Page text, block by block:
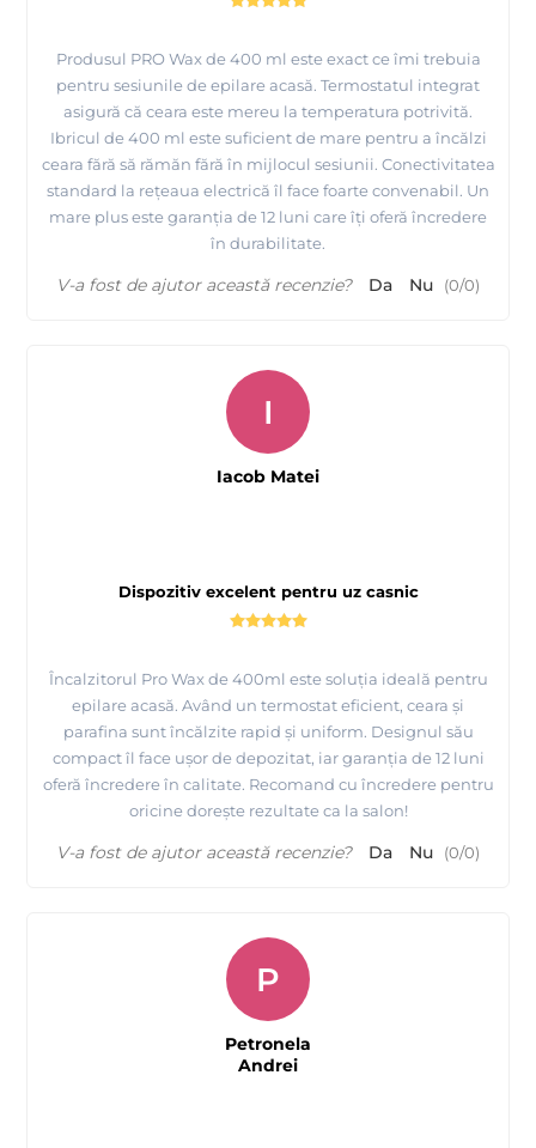
Produsul PRO Wax de 400 ml este exact ce îmi trebuia
pentru sesiunile de epilare acasă. Termostatul integrat
asigură că ceara este mereu la temperatura potrivită.
Ibricul de 400 ml este suficient de mare pentru a încălzi
ceara fără să rămăn fără în mijlocul sesiunii. Conectivitatea
standard la rețeaua electrică îl face foarte convenabil. Un
mare plus este garanția de 12 luni care îți oferă încredere
în durabilitate.
V-a fost de ajutor această recenzie? Da Nu (0/0)
Dispozitiv excelent pentru uz casnic
Încalzitorul Pro Wax de 400ml este soluția ideală pentru
epilare acasă. Având un termostat eficient, ceara și
parafina sunt încălzite rapid și uniform. Designul său
compact îl face ușor de depozitat, iar garanția de 12 luni
oferă încredere în calitate. Recomand cu încredere pentru
oricine dorește rezultate ca la salon!
I
Iacob Matei
V-a fost de ajutor această recenzie? Da Nu (0/0)
P
Petronela
Andrei